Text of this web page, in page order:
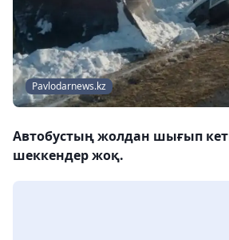
Рavlodarnews.kz
Автобустың жолдан шығып
шеккендер жоқ.